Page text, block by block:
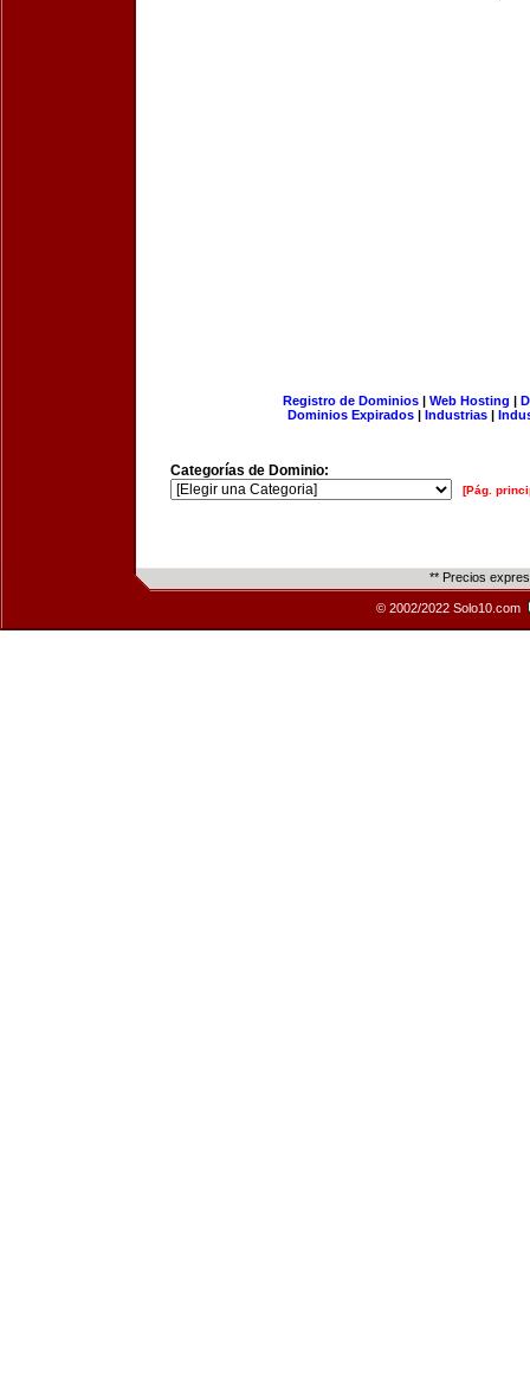
Registro de Dominios| Web Hosting |
Dominios Expirados | Industrias |
Categorías de Dominio:
[Pág.
** Precios
© 2002/2022 Solo10.com